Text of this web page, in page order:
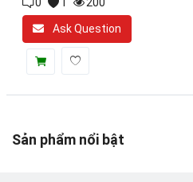
Login
Register
Ask Question
Sản phẩm nổi bật